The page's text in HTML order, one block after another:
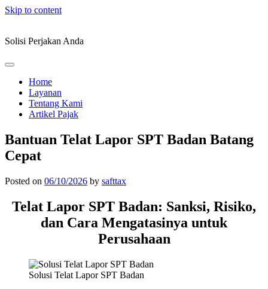
Skip to content
Solisi Perjakan Anda
Home
Layanan
Tentang Kami
Artikel Pajak
Bantuan Telat Lapor SPT Badan Batang
Cepat
Posted on 06/10/2026 by safttax
Telat Lapor SPT Badan: Sanksi, Risiko,
dan Cara Mengatasinya untuk
Perusahaan
Solusi Telat Lapor SPT Badan